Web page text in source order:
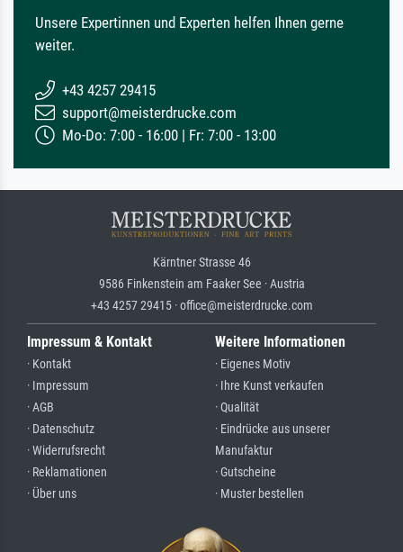
Unsere Expertinnen und Experten helfen Ihnen gerne
weiter.
+43 4257 29415
support@meisterdrucke.com
Mo-Do: 7:00 - 16:00 | Fr: 7:00 - 13:00
Kärntner Strasse 46
9586 Finkenstein am Faaker See · Austria
+43 4257 29415 · office@meisterdrucke.com
Impressum & Kontakt
· Kontakt
· Impressum
· AGB
· Datenschutz
· Widerrufsrecht
· Reklamationen
· Über uns
Weitere Informationen
· Eigenes Motiv
· Ihre Kunst verkaufen
· Qualität
· Eindrücke aus unserer
Manufaktur
· Gutscheine
· Muster bestellen